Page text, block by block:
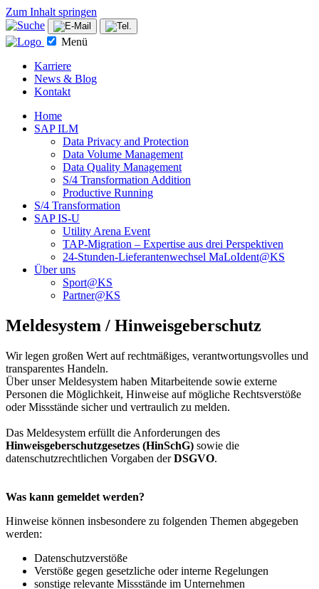
Zum Inhalt springen
Menü
Karriere
News & Blog
Kontakt
Home
SAP ILM
Data Privacy and Protection
Data Volume Management
Data Quality Management
S/4 Transformation Addition
Productive Running
S/4 Transformation
SAP IS-U
Utility Arena Event
TAP-Migration – Expertise aus drei Perspektiven
24-Stunden-Lieferanten­wechsel MaLoIdent@KS
Über uns
Sport@KS
Partner@KS
Meldesystem / Hinweisgeberschutz
Wir legen großen Wert auf rechtmäßiges, verantwortungsvolles und
transparentes Handeln.
Über unser Meldesystem haben Mitarbeitende sowie externe
Personen die Möglichkeit, Hinweise auf mögliche Rechtsverstöße
oder Missstände sicher und vertraulich zu melden.
Das Meldesystem erfüllt die Anforderungen des
Hinweisgeberschutzgesetzes (HinSchG) sowie die
datenschutzrechtlichen Vorgaben derDSGVO.
Was kann gemeldet werden?
Hinweise können insbesondere zu folgenden Themen abgegeben
werden:
Datenschutzverstöße
Verstöße gegen gesetzliche oder interne Regelungen
sonstige relevante Missstände im Unternehmen